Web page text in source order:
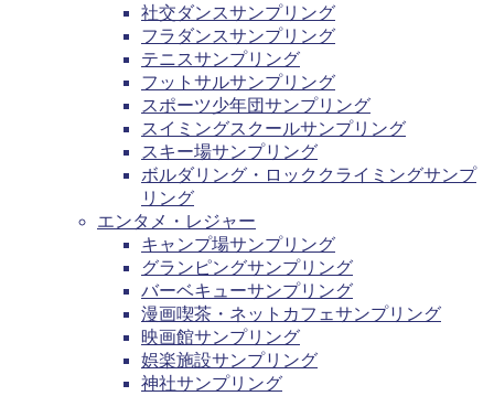
社交ダンスサンプリング
フラダンスサンプリング
テニスサンプリング
フットサルサンプリング
スポーツ少年団サンプリング
スイミングスクールサンプリング
スキー場サンプリング
ボルダリング・ロッククライミングサンプ
リング
エンタメ・レジャー
キャンプ場サンプリング
グランピングサンプリング
バーベキューサンプリング
漫画喫茶・ネットカフェサンプリング
映画館サンプリング
娯楽施設サンプリング
神社サンプリング